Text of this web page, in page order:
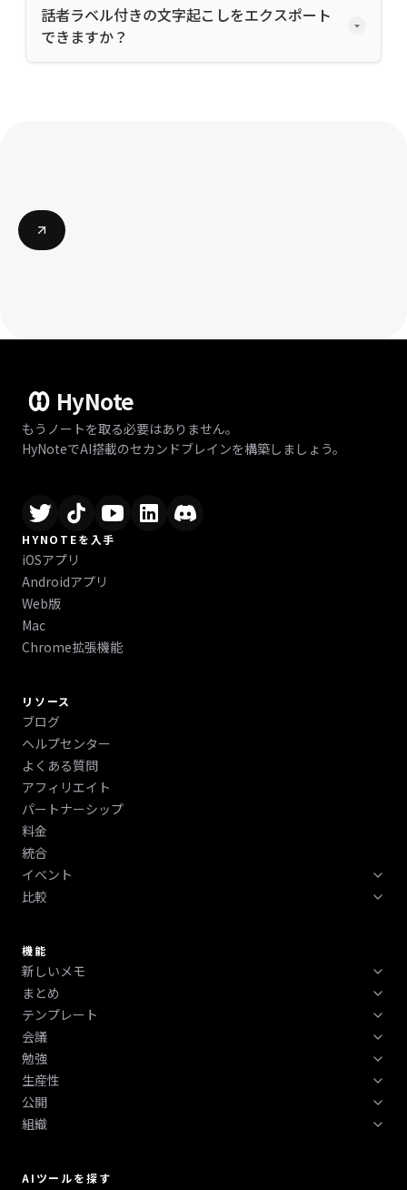
話者ラベル付きの文字起こしをエクスポート
できますか？
HyNote
もうノートを取る必要はありません。
HyNoteでAI搭載のセカンドブレインを構築しましょう。
HYNOTEを入手
iOSアプリ
Androidアプリ
Web版
Mac
Chrome拡張機能
リソース
ブログ
ヘルプセンター
よくある質問
アフィリエイト
パートナーシップ
料金
統合
イベント
テックウィーク 2026
ニューヨーク テックウィーク 2026
比較
機能
新しいメモ
録音
電話
テキストと PDF をアップロードする
画像とスクリーンショット (OCR)
YouTube / ビデオ
ウェブページ
まとめ
重要なポイント
アクションアイテム
簡単な概要
講義概要
テンプレート
よくある質問
再開する
概要
ケーススタディ
SWOT分析
インタビューノート
会議
翻訳
転写
議事録
会議メモ
フォローアップメール
勉強
クイズ
フラッシュカード
学習計画
読書メモ
生産性
やることリスト
AIスキル
AIツール
公開
ブログ
スライド (PPT)
組織
フォルダー
AIツールを探す